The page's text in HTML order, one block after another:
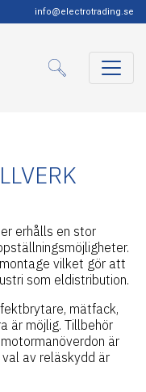
info@electrotrading.se
erhålls en stor
vilket gör att
som eldistribution.
mätfack,
är möjlig. Tillbehör
är
av reläskydd är